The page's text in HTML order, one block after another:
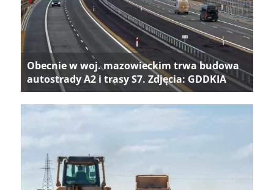
Obecnie w woj. mazowieckim trwa budowa
autostrady A2 i trasy S7. Zdjęcia: GDDKIA